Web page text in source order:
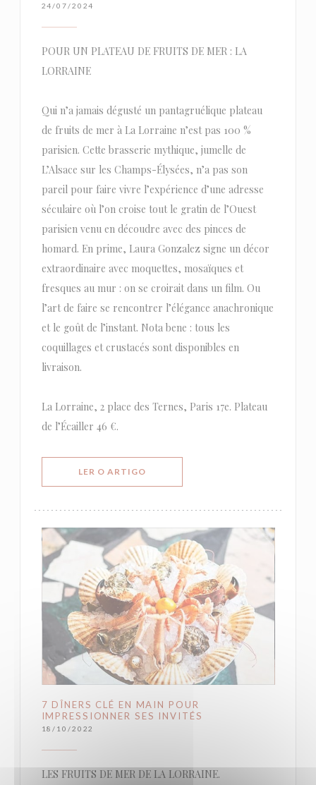
24/07/2024
POUR UN PLATEAU DE FRUITS DE MER : LA
LORRAINE
Qui n’a jamais dégusté un pantagruélique plateau
de fruits de mer à La Lorraine n’est pas 100 %
parisien. Cette brasserie mythique, jumelle de
L’Alsace sur les Champs-Élysées, n’a pas son
pareil pour faire vivre l’expérience d’une adresse
séculaire où l’on croise tout le gratin de l’Ouest
parisien venu en découdre avec des pinces de
homard. En prime, Laura Gonzalez signe un décor
extraordinaire avec moquettes, mosaïques et
fresques au mur : on se croirait dans un film. Ou
l’art de faire se rencontrer l’élégance anachronique
et le goût de l’instant. Nota bene : tous les
coquillages et crustacés sont disponibles en
livraison.
La Lorraine, 2 place des Ternes, Paris 17e. Plateau
de l’Écailler 46 €.
LER O ARTIGO((ABRE NUMA NOVA JANELA))
7 DÎNERS CLÉ EN MAIN POUR
IMPRESSIONNER SES INVITÉS
18/10/2022
LES FRUITS DE MER DE LA LORRAINE.